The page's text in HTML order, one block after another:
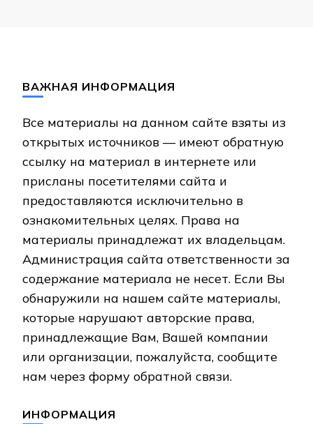
ВАЖНАЯ ИНФОРМАЦИЯ
Все материалы на данном сайте взяты из
открытых источников — имеют обратную
ссылку на материал в интернете или
присланы посетителями сайта и
предоставляются исключительно в
ознакомительных целях. Права на
материалы принадлежат их владельцам.
Администрация сайта ответственности за
содержание материала не несет. Если Вы
обнаружили на нашем сайте материалы,
которые нарушают авторские права,
принадлежащие Вам, Вашей компании
или организации, пожалуйста, сообщите
нам через форму обратной связи.
ИНФОРМАЦИЯ